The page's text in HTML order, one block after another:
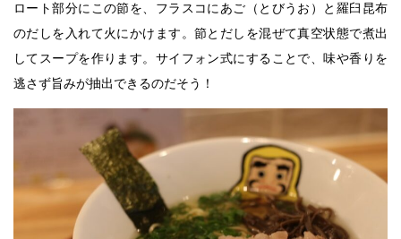
ロート部分にこの節を、フラスコにあご（とびうお）と羅臼昆布
のだしを入れて火にかけます。節とだしを混ぜて真空状態で煮出
してスープを作ります。サイフォン式にすることで、味や香りを
逃さず旨みが抽出できるのだそう！